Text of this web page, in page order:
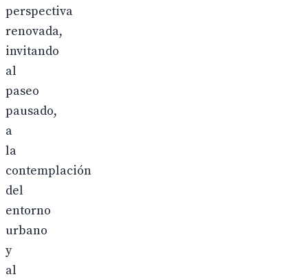
perspectiva
renovada,
invitando
al
paseo
pausado,
a
la
contemplación
del
entorno
urbano
y
al